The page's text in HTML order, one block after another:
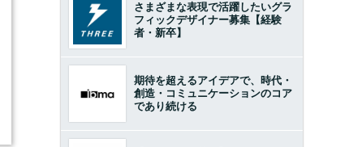
さまざまな表現で活躍したいグラ
フィックデザイナー募集【経験
者・新卒】
期待を超えるアイデアで、時代・
創造・コミュニケーションのコア
であり続ける